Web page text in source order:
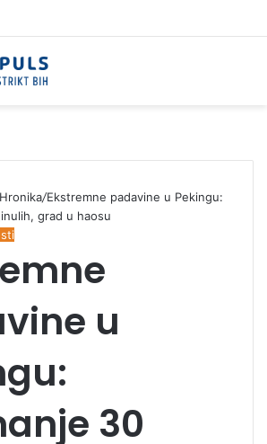
Hronika/Ekstremne padavine u Pekingu:
grad u haosu
u
30